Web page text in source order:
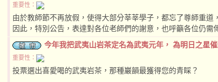
重要性：
由於教師節不再放假，使得大部分莘莘學子，都忘了尊師重道
因此，特別公告，表達對各位老師們的謝意，也呼籲各位仍需
今年我把武夷山岩茶定名為武夷元年， 為明日之星
重要性：
投票選出喜愛喝的武夷岩茶，那種巖韻最獲得您的青睬？